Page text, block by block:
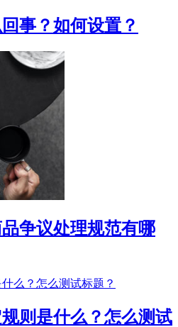
事？如何设置？
争议处理规范有哪
则是什么？怎么测试